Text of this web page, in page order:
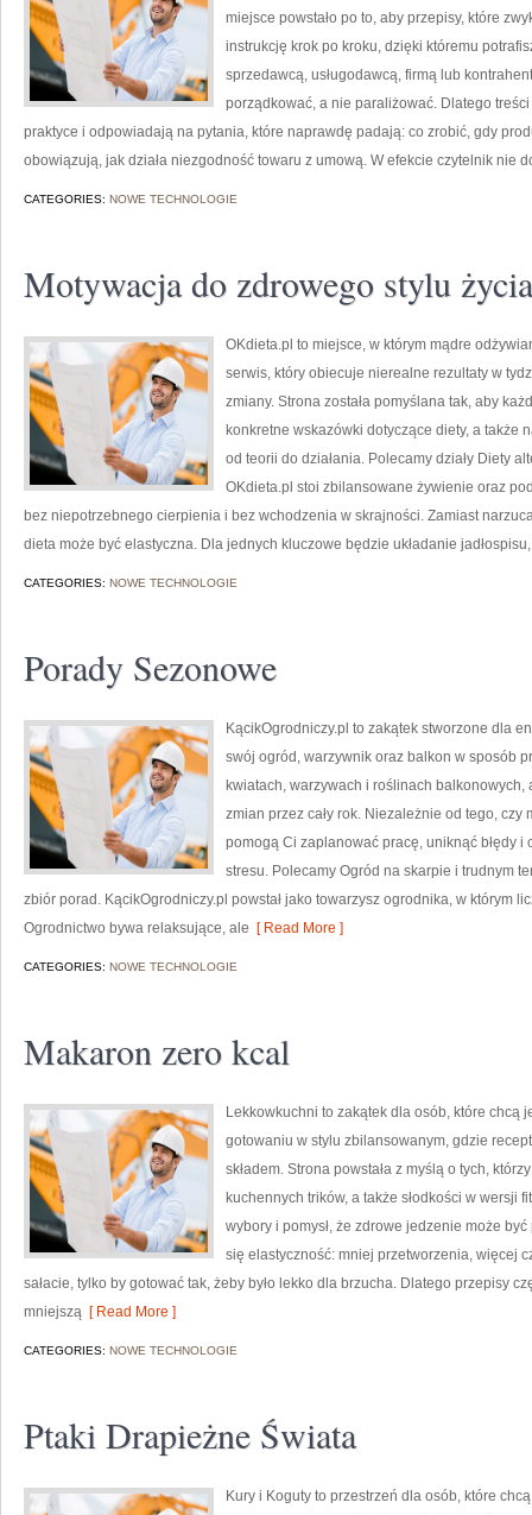
miejsce powstało po to, aby przepisy, które
instrukcję krok po kroku, dzięki któremu
sprzedawcą, usługodawcą, firmą lub
porządkować, a nie paraliżować. Dlatego
praktyce i odpowiadają na pytania, które naprawdę padają: co zrobić, gdy
obowiązują, jak działa niezgodność towaru z umową. W efekcie czytelnik nie
CATEGORIES: NOWE TECHNOLOGIE
Motywacja do zdrowego stylu życia
OKdieta.pl to miejsce, w którym mądre
serwis, który obiecuje nierealne rezultaty w
zmiany. Strona została pomyślana tak, aby
konkretne wskazówki dotyczące diety, a także
od teorii do działania. Polecamy działy Diety
OKdieta.pl stoi zbilansowane żywienie oraz
bez niepotrzebnego cierpienia i bez wchodzenia w skrajności. Zamiast
dieta może być elastyczna. Dla jednych kluczowe będzie układanie jadłospisu,
CATEGORIES: NOWE TECHNOLOGIE
Porady Sezonowe
KącikOgrodniczy.pl to zakątek stworzone dla
swój ogród, warzywnik oraz balkon w sposób
kwiatach, warzywach i roślinach
zmian przez cały rok. Niezależnie od tego, czy
pomogą Ci zaplanować pracę, uniknąć błędy
stresu. Polecamy Ogród na skarpie i trudnym
zbiór porad. KącikOgrodniczy.pl powstał jako towarzysz ogrodnika, w którym
Ogrodnictwo bywa relaksujące, ale [ Read More ]
CATEGORIES: NOWE TECHNOLOGIE
Makaron zero kcal
Lekkowkuchni to zakątek dla osób, które chcą
gotowaniu w stylu zbilansowanym, gdzie
składem. Strona powstała z myślą o tych,
kuchennych trików, a także słodkości w wersji
wybory i pomysł, że zdrowe jedzenie może
się elastyczność: mniej przetworzenia, więcej
sałacie, tylko by gotować tak, żeby było lekko dla brzucha. Dlatego przepisy
mniejszą [ Read More ]
CATEGORIES: NOWE TECHNOLOGIE
Ptaki Drapieżne Świata
Kury i Koguty to przestrzeń dla osób, które